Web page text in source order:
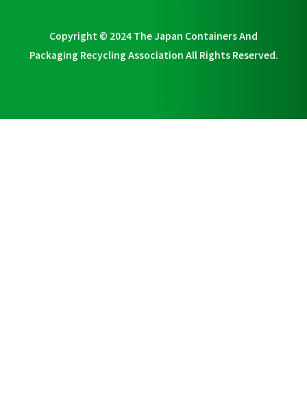
Copyright © 2024 The Japan Containers And
Packaging Recycling Association All Rights Reserved.